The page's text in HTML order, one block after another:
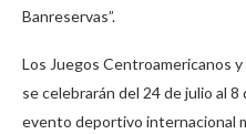
Banreservas”.
Los Juegos Centroamericanos
se celebrarán del 24 de julio al
evento deportivo internacional